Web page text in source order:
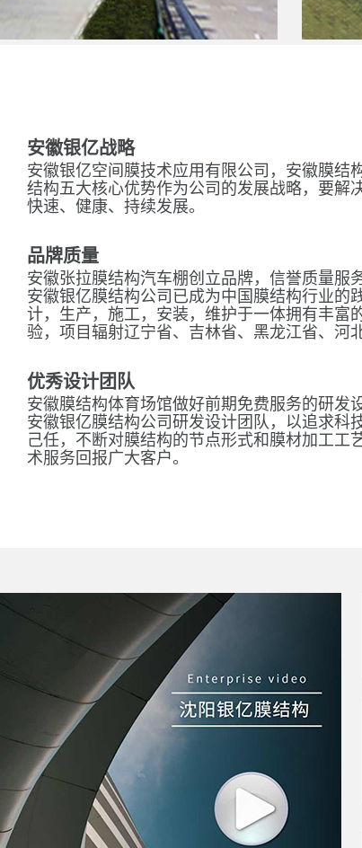
安徽银亿战略
安徽银亿空间膜技术应用有限公司，安徽膜结
结构五大核心优势作为公司的发展战略，要解
快速、健康、持续发展。
品牌质量
安徽张拉膜结构汽车棚创立品牌，信誉质量服
安徽银亿膜结构公司已成为中国膜结构行业的
计，生产，施工，安装，维护于一体拥有丰富
验，项目辐射辽宁省、吉林省、黑龙江省、河
优秀设计团队
安徽膜结构体育场馆做好前期免费服务的研发
安徽银亿膜结构公司研发设计团队，以追求科
己任，不断对膜结构的节点形式和膜材加工工
术服务回报广大客户。